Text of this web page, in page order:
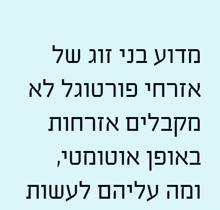
מדוע בני זוג של
אזרחי פורטוגל לא
מקבלים אזרחות
באופן אוטומטי,
ומה עליהם לעשות